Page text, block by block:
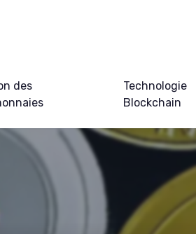
des
Technologie
Blockchain